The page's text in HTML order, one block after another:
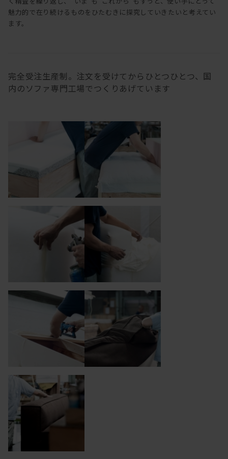
魅力的で在り続けるものをひたむきに探究していきたいと考えてい
ます。
完全受注生産制。注文を受けてからひとつひとつ、国
内のソファ専門工場でつくりあげています